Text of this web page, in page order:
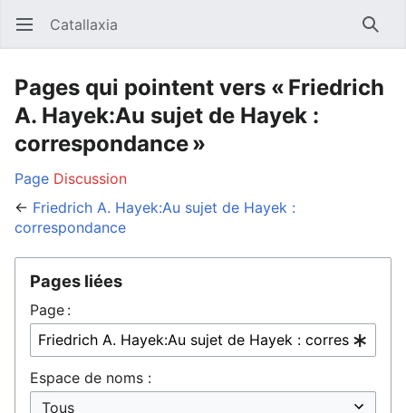
Ouvrir le menu principal Catallaxia
Pages qui pointent vers « Friedrich
A. Hayek:Au sujet de Hayek :
correspondance »
Page Discussion
← Friedrich A. Hayek:Au sujet de Hayek :
correspondance
Pages liées
Page :
Espace de noms :